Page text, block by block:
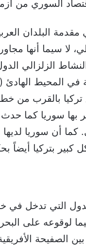
السوري من
مقدمة البلدان
لا سيما أنها
الزلزالي
في المحيط الهادئ
تركيا بالقرب من
كما أن سوريا
كبير بتركيا أيضاً
التي تدخل في
لوقوعه على
الصفيحة